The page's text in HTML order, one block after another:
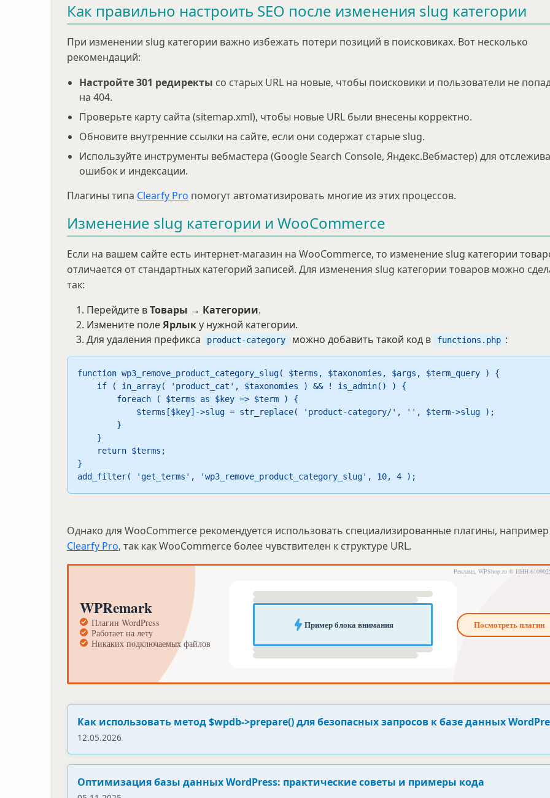
Как правильно настроить SEO после изменения slug категории
При изменении slug категории важно избежать потери позиций в поисковиках. Вот несколько
рекомендаций:
Настройте 301 редиректы со старых URL на новые, чтобы поисковики и пользователи не
на 404.
Проверьте карту сайта (sitemap.xml), чтобы новые URL были внесены корректно.
Обновите внутренние ссылки на сайте, если они содержат старые slug.
Используйте инструменты вебмастера (Google Search Console, Яндекс.Вебмастер) для
ошибок и индексации.
Плагины типа Clearfy Pro помогут автоматизировать многие из этих процессов.
Изменение slug категории и WooCommerce
Если на вашем сайте есть интернет-магазин на WooCommerce, то изменение slug категории
отличается от стандартных категорий записей. Для изменения slug категории товаров можно
так:
Перейдите вТовары → Категории.
Измените полеЯрлыку нужной категории.
Для удаления префикса
product-category можно добавить такой код в functions.php :
function wp3_remove_product_category_slug( $terms, $taxonomies, $args, $term_query ) {
}
add_filter( 'get_terms', 'wp3_remove_product_category_slug', 10, 4 );
Однако для WooCommerce рекомендуется использовать специализированные плагины, например
Clearfy Pro, так как WooCommerce более чувствителен к структуре URL.
Как использовать метод $wpdb->prepare() для безопасных запросов к базе данных
12.05.2026
Оптимизация базы данных WordPress: практические советы и примеры кода